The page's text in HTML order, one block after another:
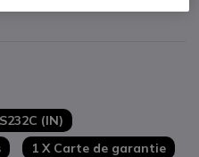
mobile Samsung
via
solide
(IN)
1 X Carte de garantie